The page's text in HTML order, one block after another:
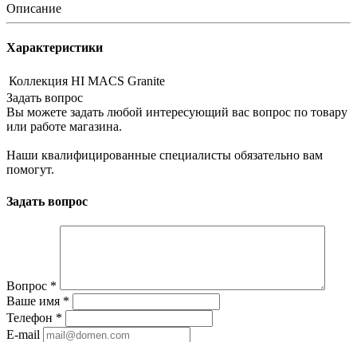
Описание
Характеристики
Коллекция HI MACS Granite
Задать вопрос
Вы можете задать любой интересующий вас вопрос по товару
или работе магазина.
Наши квалифицированные специалисты обязательно вам
помогут.
Задать вопрос
Вопрос *
Ваше имя *
Телефон *
E-mail